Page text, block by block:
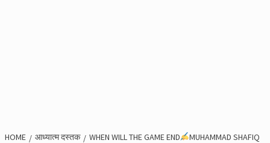
HOME आध्यात्म दस्तक WHEN WILL THE GAME END
MUHAMMAD SHAFIQ